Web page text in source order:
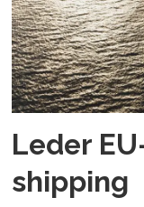
Leder
shipping